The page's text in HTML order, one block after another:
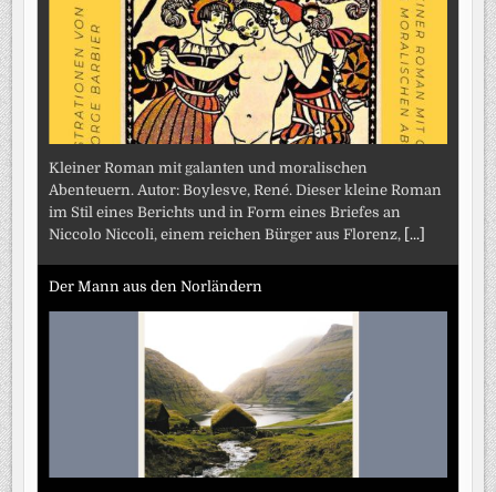
Kleiner Roman mit galanten und moralischen
Abenteuern. Autor: Boylesve, René. Dieser kleine Roman
im Stil eines Berichts und in Form eines Briefes an
Niccolo Niccoli, einem reichen Bürger aus Florenz, [...]
Der Mann aus den Norländern